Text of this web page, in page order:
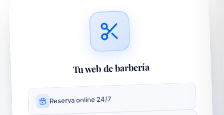
Tu web de barbería
Reserva online 24/7